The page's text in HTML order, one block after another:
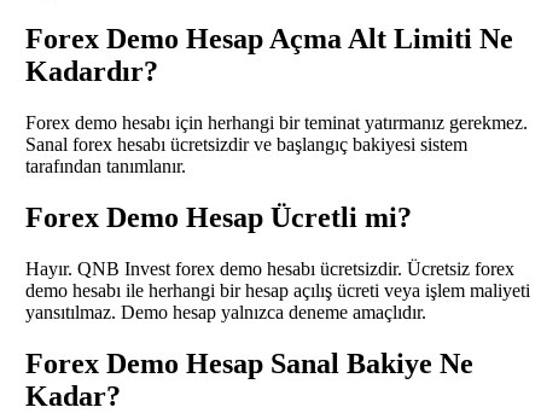
Forex Demo Hesap Açma Alt Limiti Ne
Kadardır?
Forex demo hesabı için herhangi bir teminat yatırmanız gerekmez.
Sanal forex hesabı ücretsizdir ve başlangıç bakiyesi sistem
tarafından tanımlanır.
Forex Demo Hesap Ücretli mi?
Hayır. QNB Invest forex demo hesabı ücretsizdir. Ücretsiz forex
demo hesabı ile herhangi bir hesap açılış ücreti veya işlem maliyeti
yansıtılmaz. Demo hesap yalnızca deneme amaçlıdır.
Forex Demo Hesap Sanal Bakiye Ne
Kadar?